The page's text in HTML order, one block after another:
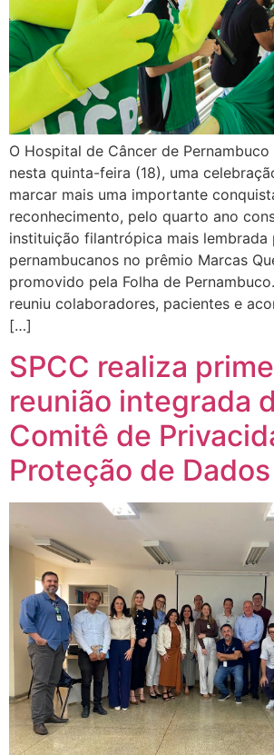
O Hospital de Câncer de
nesta quinta-feira (18), uma
marcar mais uma importante
reconhecimento, pelo quarto ano
instituição filantrópica mais lembrada
pernambucanos no prêmio Marcas
promovido pela Folha de
reuniu colaboradores, pacientes e
[…]
SPCC realiza
reunião integrada
Comitê de
Proteção de Dados